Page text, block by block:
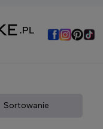
Sortowanie